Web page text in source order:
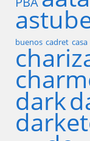
buenos cadret casa
dark